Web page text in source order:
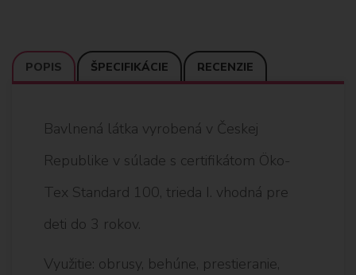
POPIS ŠPECIFIKÁCIE RECENZIE
Bavlnená látka vyrobená v Českej
Republike v súlade s certifikátom Öko-
Tex Standard 100, trieda I. vhodná pre
deti do 3 rokov.
Využitie: obrusy, behúne, prestieranie,